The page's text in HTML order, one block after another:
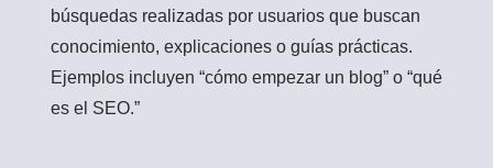
búsquedas realizadas por usuarios que buscan
conocimiento, explicaciones o guías prácticas.
Ejemplos incluyen “cómo empezar un blog” o “qué
es el SEO.”